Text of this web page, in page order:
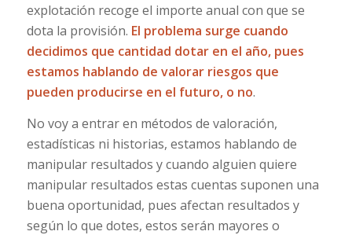
explotación recoge el importe anual con que se
dota la provisión. El problema surge cuando
decidimos que cantidad dotar en el año, pues
estamos hablando de valorar riesgos que
pueden producirse en el futuro, o no.
No voy a entrar en métodos de valoración,
estadísticas ni historias, estamos hablando de
manipular resultados y cuando alguien quiere
manipular resultados estas cuentas suponen una
buena oportunidad, pues afectan resultados y
según lo que dotes, estos serán mayores o